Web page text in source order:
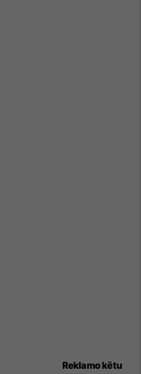
Reklamo këtu